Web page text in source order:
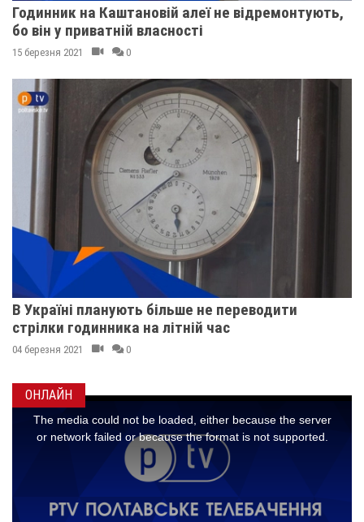
ОНЛАЙН
Годинник на Каштановій алеї не відремонтують,
бо він у приватній власності
15 березня 2021 0
В Україні планують більше не переводити
стрілки годинника на літній час
04 березня 2021 0